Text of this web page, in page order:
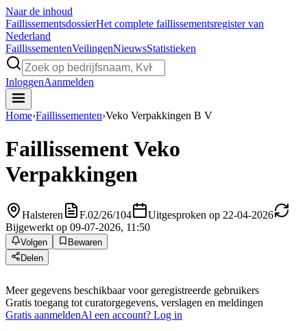
Naar de inhoud
FaillissementsdossierHet complete faillissementsregister van
Nederland
FaillissementenVeilingenNieuwsStatistieken
InloggenAanmelden
Home›Faillissementen›Veko Verpakkingen B V
FaillissementVeko
Verpakkingen
Halsteren F.02/26/104
Uitgesproken op 22-04-2026
Bijgewerkt op 09-07-2026, 11:50
Volgen
Bewaren
Delen
Meer gegevens beschikbaar voor geregistreerde gebruikers
Gratis toegang tot curatorgegevens, verslagen en meldingen
Gratis aanmeldenAl een account? Log in